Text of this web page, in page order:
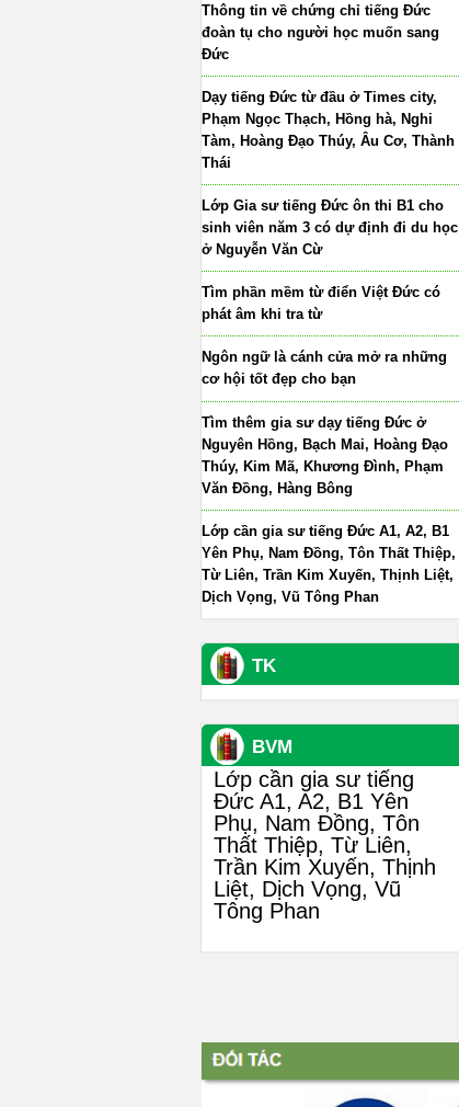
Thông tin về chứng chỉ tiếng Đức
đoàn tụ cho người học muốn sang
Đức
Dạy tiếng Đức từ đầu ở Times city,
Phạm Ngọc Thạch, Hồng hà, Nghi
Tàm, Hoàng Đạo Thúy, Âu Cơ, Thành
Thái
Lớp Gia sư tiếng Đức ôn thi B1 cho
sinh viên năm 3 có dự định đi du học
ở Nguyễn Văn Cừ
Tìm phần mềm từ điển Việt Đức có
phát âm khi tra từ
Ngôn ngữ là cánh cửa mở ra những
cơ hội tốt đẹp cho bạn
Tìm thêm gia sư dạy tiếng Đức ở
Nguyên Hồng, Bạch Mai, Hoàng Đạo
Thúy, Kim Mã, Khương Đình, Phạm
Văn Đồng, Hàng Bông
Lớp cần gia sư tiếng Đức A1, A2, B1
Yên Phụ, Nam Đồng, Tôn Thất Thiệp,
Từ Liên, Trần Kim Xuyến, Thịnh Liệt,
Dịch Vọng, Vũ Tông Phan
TK
BVM
Lớp cần gia sư tiếng
Đức A1, A2, B1 Yên
Phụ, Nam Đồng, Tôn
Thất Thiệp, Từ Liên,
Trần Kim Xuyến, Thịnh
Liệt, Dịch Vọng, Vũ
Tông Phan